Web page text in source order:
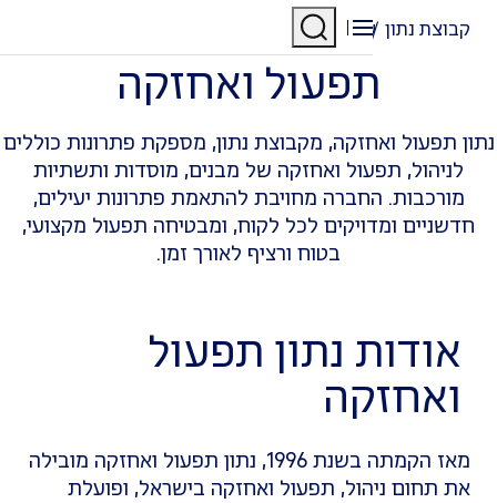
נתון שירותים מוצעים תפעול ואחזקה
תפעול ואחזקה
ואחזקה, מקבוצת נתון, מספקת פתרונות כוללים
תפעול ואחזקה של מבנים, מוסדות ותשתיות
החברה מחויבת להתאמת פתרונות יעילים,
ומדויקים לכל לקוח, ומבטיחה תפעול מקצועי,
בטוח ורציף לאורך זמן.
נתון תפעול
מאז הקמתה בשנת 1996, נתון תפעול ואחזקה מובילה
ניהול, תפעול ואחזקה בישראל, ופועלת